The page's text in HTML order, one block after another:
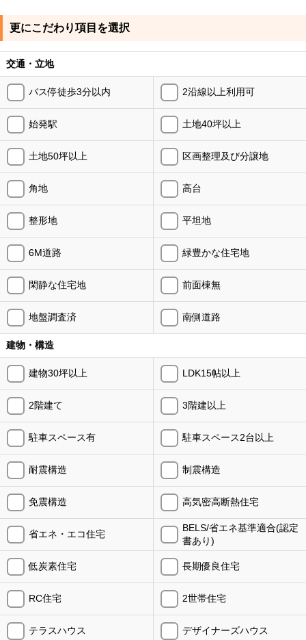
更にこだわり項目を選択
交通・立地
バス停徒歩3分以内 2沿線以上利用可
始発駅 土地40坪以上
土地50坪以上 区画整理及び分譲地
角地 高台
整形地 平坦地
6M道路 緑豊かな住宅地
閑静な住宅地 前面棟無
地盤調査済 南側道路
建物・構造
建物30坪以上 LDK15帖以上
2階建て 3階建以上
駐車スペース有 駐車スペース2台以上
耐震構造 制震構造
免震構造 高気密高断熱住宅
省エネ・エコ住宅
BELS/省エネ基準適合(認定
書あり)
低炭素住宅 長期優良住宅
RC住宅 2世帯住宅
テラスハウス デザイナーズハウス